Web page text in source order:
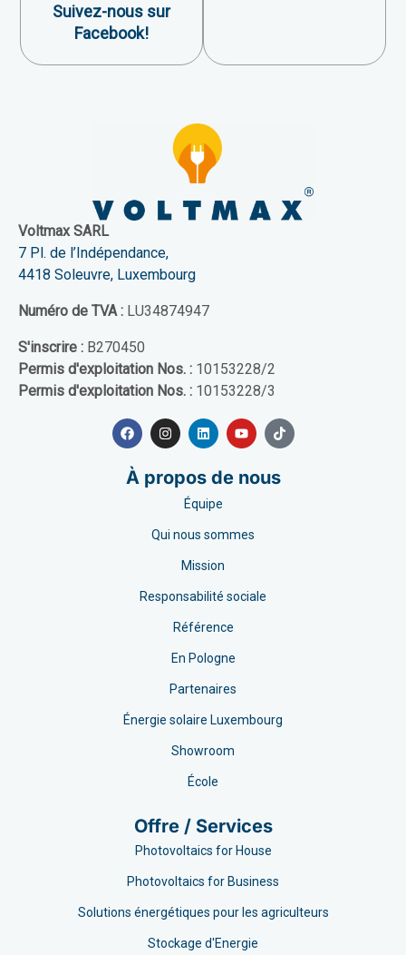
Suivez-nous sur
Facebook!
Voltmax SARL
7 Pl. de l’Indépendance,
4418 Soleuvre, Luxembourg
Numéro de TVA : LU34874947
S'inscrire : B270450
Permis d'exploitation Nos. : 10153228/2
Permis d'exploitation Nos. : 10153228/3
À propos de nous
Équipe
Qui nous sommes
Mission
Responsabilité sociale
Référence
En Pologne
Partenaires
Énergie solaire Luxembourg
Showroom
École
Offre / Services
Photovoltaics for House
Photovoltaics for Business
Solutions énergétiques pour les agriculteurs
Stockage d'Energie